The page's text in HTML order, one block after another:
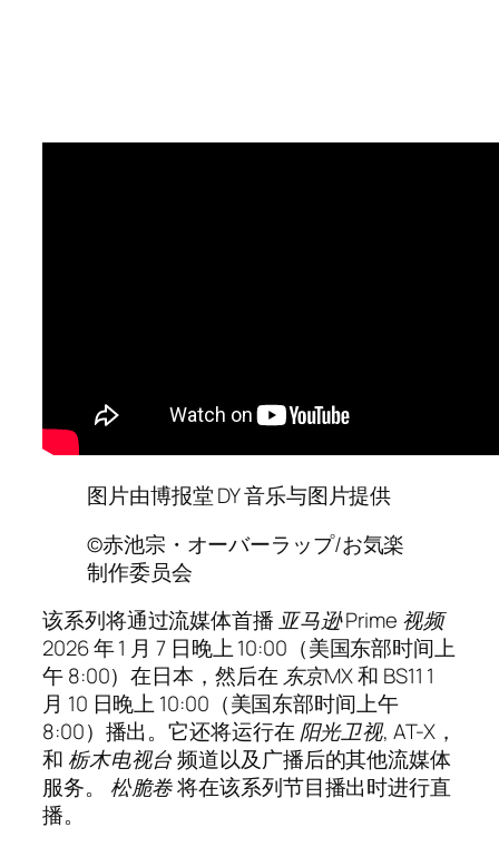
图片由博报堂 DY 音乐与图片提供
©赤池宗・オーバーラップ/お気楽
制作委员会
该系列将通过流媒体首播亚马逊 Prime 视频
2026 年 1 月 7 日晚上 10:00（美国东部时间上
午 8:00）在日本，然后在东京MX和 BS11 1
月 10 日晚上 10:00（美国东部时间上午
8:00）播出。它还将运行在阳光卫视, AT-X，
和 栃木电视台频道以及广播后的其他流媒体
服务。 松脆卷将在该系列节目播出时进行直
播。